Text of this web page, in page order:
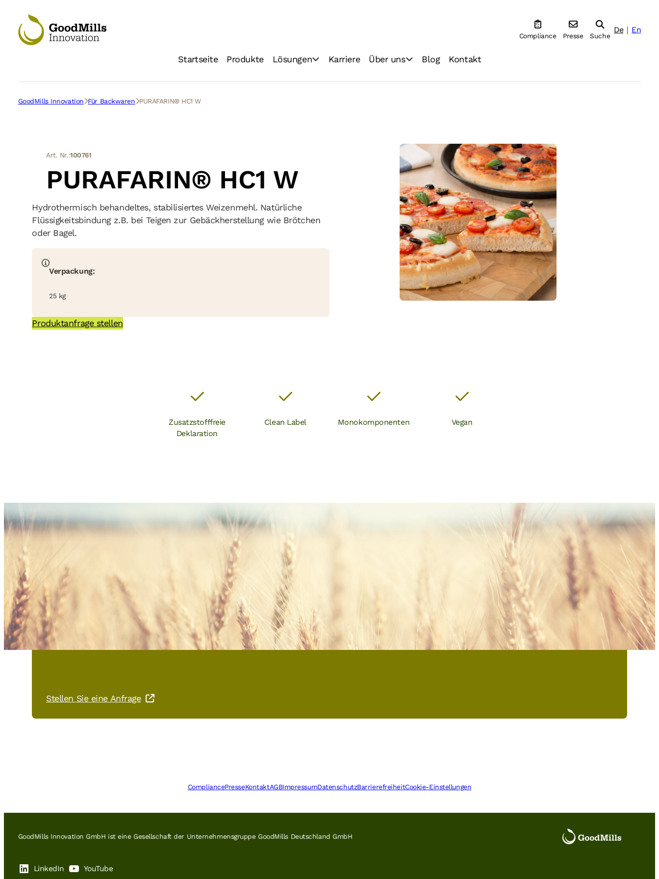
Compliance Presse Suche
De En
Startseite Produkte Lösungen
Backhandwerk
Karriere Über uns
Vision & Mission
Blog Kontakt
GoodMills Innovation Für Backwaren PURAFARIN® HC1 W
Art. Nr.:100761
PURAFARIN® HC1 W
Hydrothermisch behandeltes, stabilisiertes Weizenmehl. Natürliche
Flüssigkeitsbindung z.B. bei Teigen zur Gebäckherstellung wie Brötchen
oder Bagel.
Verpackung:
25 kg
Produktanfrage stellen
Zusatzstofffreie
Deklaration
Clean Label Monokomponenten Vegan
Sie haben Interesse an PURAFARIN® HC1 W?
Stellen Sie eine Anfrage
CompliancePresseKontaktAGBImpressumDatenschutzBarrierefreiheitCookie-Einstellungen
GoodMills Innovation GmbH ist eine Gesellschaft der Unternehmensgruppe GoodMills Deutschland GmbH
LinkedIn YouTube